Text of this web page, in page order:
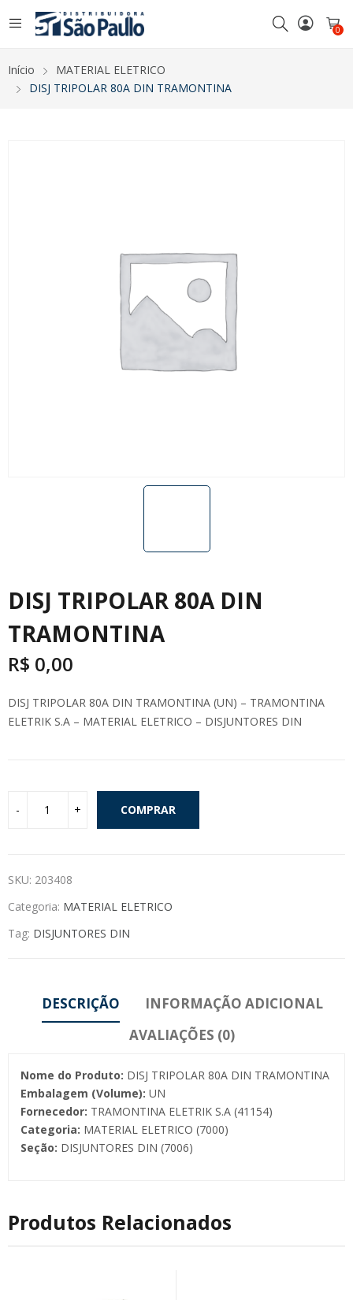
0
Início
MATERIAL ELETRICO
DISJ TRIPOLAR 80A DIN TRAMONTINA
DISJ TRIPOLAR 80A DIN
TRAMONTINA
R$ 0,00
DISJ TRIPOLAR 80A DIN TRAMONTINA (UN) – TRAMONTINA
ELETRIK S.A – MATERIAL ELETRICO – DISJUNTORES DIN
COMPRAR
SKU: 203408
Categoria: MATERIAL ELETRICO
Tag: DISJUNTORES DIN
DESCRIÇÃO
INFORMAÇÃO ADICIONAL
AVALIAÇÕES (0)
Nome do Produto: DISJ TRIPOLAR 80A DIN TRAMONTINA
Embalagem (Volume): UN
Fornecedor: TRAMONTINA ELETRIK S.A (41154)
Categoria: MATERIAL ELETRICO (7000)
Seção: DISJUNTORES DIN (7006)
Produtos Relacionados